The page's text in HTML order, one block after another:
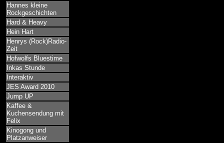
Hannes kleine
Rockgeschichten
Hard & Heavy
Hein Hart
Henrys (Rock)Radio-
Zeit
Hofwolfs Bluestime
Inkas Stunde
Interaktiv
JES Award 2010
Jump UP
Kaffee &
Kuchensendung mit
Felix
Kinogong und
Platzanweiser